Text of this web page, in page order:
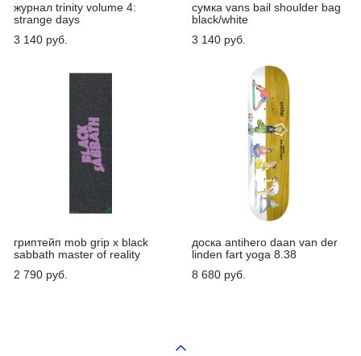
журнал trinity volume 4:
strange days
3 140 pуб.
сумка vans bail shoulder bag
black/white
3 140 pуб.
гриптейп mob grip x black
sabbath master of reality
2 790 pуб.
доска antihero daan van der
linden fart yoga 8.38
8 680 pуб.